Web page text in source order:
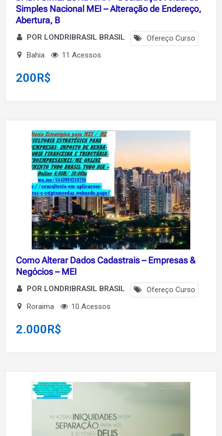
Simples Nacional MEI – Alteração de Endereço,
Abertura, B
POR LONDRIBRASIL BRASIL
Ofereço Curso
Bahia
11 Acessos
200R$
Como Alterar Dados Cadastrais – Empresas &
Negócios – MEI
POR LONDRIBRASIL BRASIL
Ofereço Curso
Roraima
10 Acessos
2.000R$